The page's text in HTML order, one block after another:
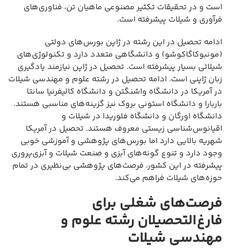
است و در تحقیقات تکثیر مصنوعی ماهیان تن، فناوری‌های
فرآوری و شیلات پیشرفته است.
ادامه تحصیل در این رشته در ژاپن بورس‌های دولتی
(مونبوکاگاکوشو) و دانشگاهی متعدد دارد و تکنولوژی‌های
شیلاتی بسیار پیشرفته است. تحصیل در ژاپن نیازمند یادگیری
زبان ژاپنی است. ادامه تحصیل در رشته علوم و مهندسی شیلات
در آمریکا در دانشگاه واشنگتن و دانشگاه کالیفرنیا سانتا
باربارا و دانشگاه استونی بروک نیز گزینه‌های مناسبی هستند.
دانشگاه اورگان و دانشگاه فلوریدا در شیلات و
اقیانوس‌شناسی زیستی معروف هستند. تحصیل در آمریکا
شهریه بالایی دارد اما بورس‌های پژوهشی و آموزشی خوبی
وجود دارد و تنوع گونه‌های آبزی و صنعت شیلات و آبزی‌پروری
پیشرفته در این کشور، فرصت‌های پژوهشی بی‌نظیری در تمام
حوزه‌های شیلات فراهم می‌کند.
فرصت‌های شغلی برای
فارغ‌التحصیلان رشته علوم و
مهندسی شیلات